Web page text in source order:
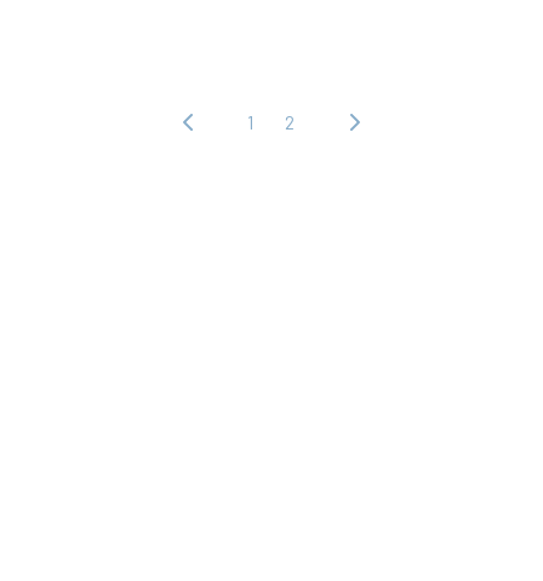
‹ 上
1 2
下